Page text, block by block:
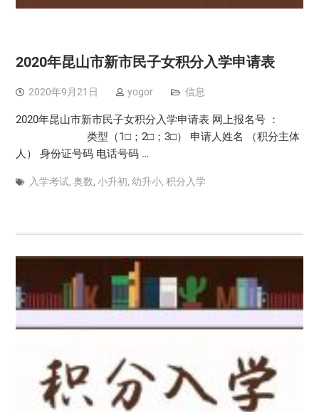
2020年昆山市新市民子女积分入学申请表
2020年9月21日 yogor 信息
2020年昆山市新市民子女积分入学申请表 网上报名号 ：
类型（1□；2□；3□） 申请人姓名 （积分主体
人） 身份证号码 电话号码 …
入学考试, 奥数, 小升初, 幼升小, 积分入学